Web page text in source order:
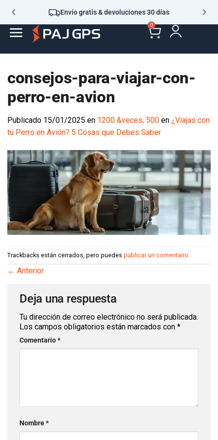
Envío gratis & devoluciones 30 días
0
consejos-para-viajar-con-
perro-en-avion
Publicado 15/01/2025 en 1200 &veces; 500 en ¿Viajas con
tu Perro en Avión? 5 Cosas que Debes Saber
Trackbacks están cerrados, pero puedes publicar un comentario
← Anterior
Deja una respuesta
Tu dirección de correo electrónico no será publicada.
Los campos obligatorios están marcados con *
Comentario*
Nombre*